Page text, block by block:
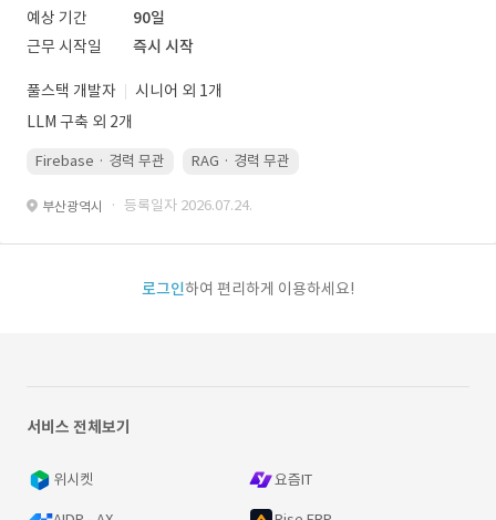
예상 기간
90일
근무 시작일
즉시 시작
풀스택 개발자
시니어 외 1개
LLM 구축 외 2개
Firebase · 경력 무관 RAG · 경력 무관
부산광역시 · 등록일자 2026.07.24.
로그인하여 편리하게 이용하세요!
서비스 전체보기
위시켓 요즘IT